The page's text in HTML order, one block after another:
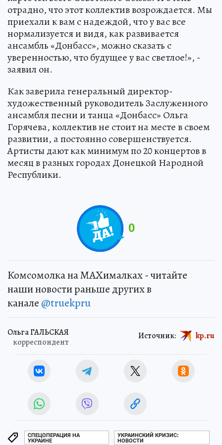
отрадно, что этот коллектив возрождается. Мы
приехали к вам с надеждой, что у вас все
нормализуется и видя, как развивается
ансамбль «Донбасс», можно сказать с
уверенностью, что будущее у вас светлое!», -
заявил он.
Как заверила генеральный директор-
художественный руководитель Заслуженного
ансамбля песни и танца «Донбасс» Ольга
Горячева, коллектив не стоит на месте в своем
развитии, а постоянно совершенствуется.
Артисты дают как минимум по 20 концертов в
месяц в разных городах Донецкой Народной
Республики.
0
Комсомолка на MAXималках - читайте
наши новости раньше других в
канале @truekpru
Ольга ГАЛЬСКАЯ
корреспондент
Источник: kp.ru
СПЕЦОПЕРАЦИЯ НА
УКРАИНЕ
УКРАИНСКИЙ КРИЗИС:
НОВОСТИ